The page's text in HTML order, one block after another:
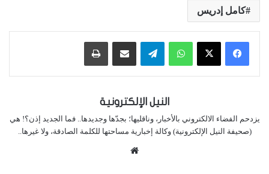
كامل إدريس
واتساب تيلقرام مشاركة عبر البريد طباعة
النيل الإلكترونية
يزدحم الفضاء الالكتروني بالأخبار، وناقليها؛ بجدّها وجديدها.. فما الجديد إذن؟! هي
(صحيفة النيل الإلكترونية) وكالة إخبارية مساحتها للكلمة الصادقة، ولا غيرها..